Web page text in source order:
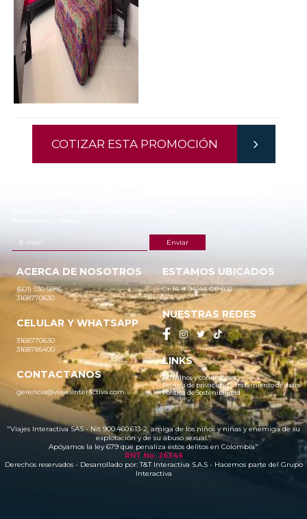
COTIZAR ESTA PROMOCIÓN
ACERCA DE NOSOTROS
(601) 530 5586
3168770630
CELULAR Y WHATSAPP
3168770630
3168785400
CONTACTANOS
gerencia@viajesinteractiva.com
ESTAMOS UBICADOS
Cr 14 # 94-44 OF 602
NUESTRAS REDES
LINKS
Términos y condiciones
Política de privacidad y tratamiento de datos
Política de Sostenibilidad
"Viajes Interactiva SAS - Nit 900.460.613-2, amiga de los niños y niñas y enemiga de su
explotación y de su abuso sexual."
Apóyamos la ley 679 que penaliza estos delitos en Colombia"
RNT No. 26346
Derechos reservados - Desarrollado por:T&T Interactiva S.A.S- Hacemos parte del Grupo
Interactiva